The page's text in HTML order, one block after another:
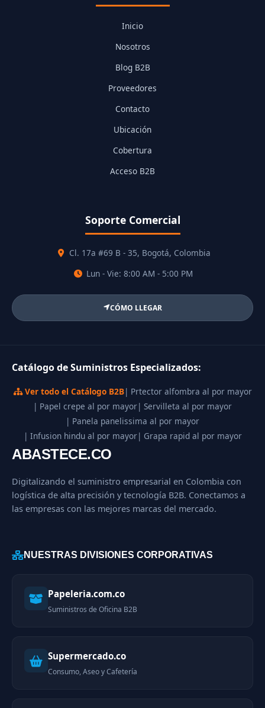
Inicio
Nosotros
Blog B2B
Proveedores
Contacto
Ubicación
Cobertura
Acceso B2B
Soporte Comercial
Cl. 17a #69 B - 35, Bogotá, Colombia
Lun - Vie: 8:00 AM - 5:00 PM
CÓMO LLEGAR
Catálogo de Suministros Especializados:
Ver todo el Catálogo B2B| Prtector alfombra al por mayor
| Papel crepe al por mayor| Servilleta al por mayor
| Panela panelissima al por mayor
| Infusion hindu al por mayor| Grapa rapid al por mayor
ABASTECE.CO
Digitalizando el suministro empresarial en Colombia con
logística de alta precisión y tecnología B2B. Conectamos a
las empresas con las mejores marcas del mercado.
NUESTRAS DIVISIONES CORPORATIVAS
Papeleria.com.co
Suministros de Oficina B2B
Supermercado.co
Consumo, Aseo y Cafetería